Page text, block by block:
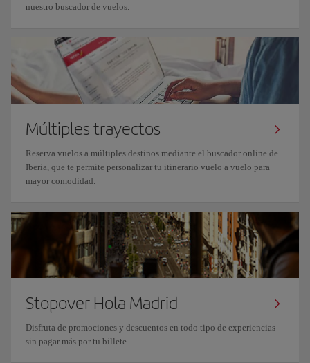
nuestro buscador de vuelos.
Múltiples trayectos
Reserva vuelos a múltiples destinos mediante el buscador online de
Iberia, que te permite personalizar tu itinerario vuelo a vuelo para
mayor comodidad.
Stopover Hola Madrid
Disfruta de promociones y descuentos en todo tipo de experiencias
sin pagar más por tu billete.